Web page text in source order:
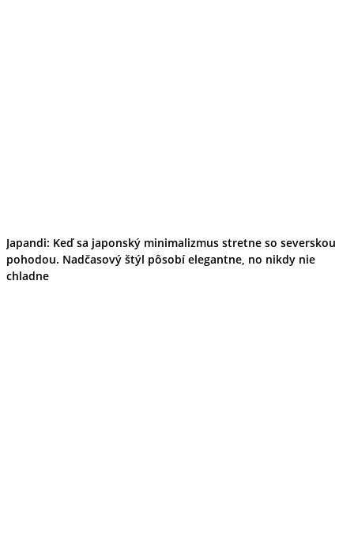
Japandi: Keď sa japonský minimalizmus stretne so severskou
pohodou. Nadčasový štýl pôsobí elegantne, no nikdy nie
chladne